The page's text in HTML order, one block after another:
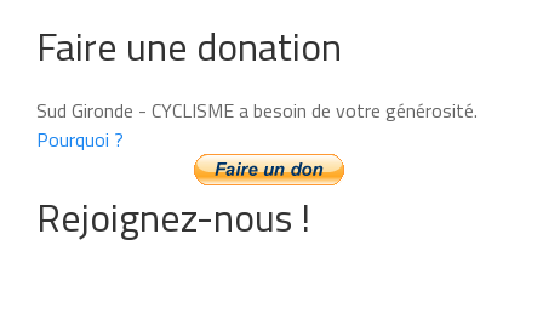
Faire une donation
Sud Gironde - CYCLISME a besoin de votre générosité.
Pourquoi ?
Rejoignez-nous !